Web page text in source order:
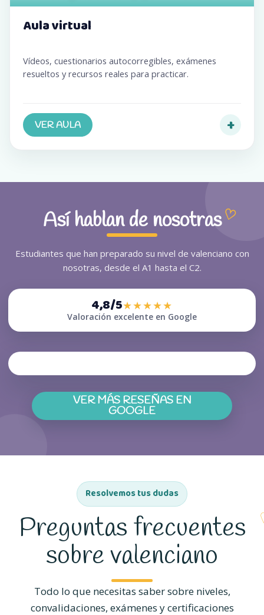
Aula virtual
Vídeos, cuestionarios autocorregibles, exámenes
resueltos y recursos reales para practicar.
VER AULA
(se abre en una pestaña nueva) +
Así hablan de nosotras
Estudiantes que han preparado su nivel de valenciano con
nosotras, desde el A1 hasta el C2.
4,8/5★★★★★
Valoración excelente en Google
VER MÁS RESEÑAS EN
GOOGLE(SE ABRE EN UNA
Resolvemos tus dudas
Preguntas frecuentes
sobre valenciano
Todo lo que necesitas saber sobre niveles,
convalidaciones, exámenes y certificaciones